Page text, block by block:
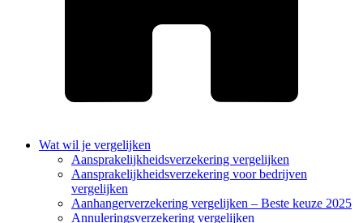
Wat wil je vergelijken
Aansprakelijkheidsverzekering vergelijken
Aansprakelijkheidsverzekering voor bedrijven
vergelijken
Aanhangerverzekering vergelijken – Beste keuze 2025
Annuleringsverzekering vergelijken